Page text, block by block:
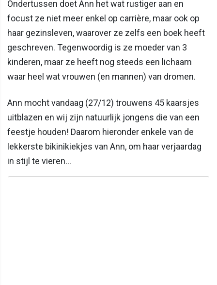
Ondertussen doet Ann het wat rustiger aan en
focust ze niet meer enkel op carrière, maar ook op
haar gezinsleven, waarover ze zelfs een boek heeft
geschreven. Tegenwoordig is ze moeder van 3
kinderen, maar ze heeft nog steeds een lichaam
waar heel wat vrouwen (en mannen) van dromen.
Ann mocht vandaag (27/12) trouwens 45 kaarsjes
uitblazen en wij zijn natuurlijk jongens die van een
feestje houden! Daarom hieronder enkele van de
lekkerste bikinikiekjes van Ann, om haar verjaardag
in stijl te vieren...